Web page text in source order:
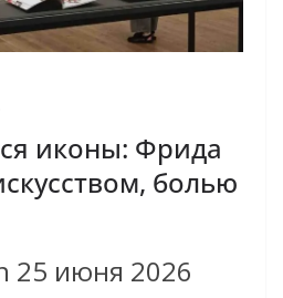
иконы: Фрида
болью
25 июня 2026